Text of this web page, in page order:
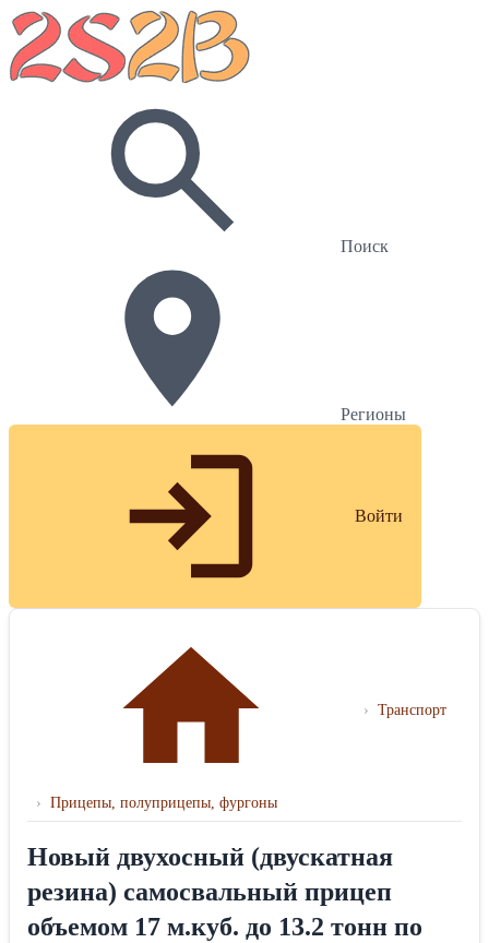
Поиск
Регионы
Войти
› Транспорт
› Прицепы, полуприцепы, фургоны
Новый двухосный (двускатная
резина) самосвальный прицеп
объемом 17 м.куб. до 13.2 тонн по